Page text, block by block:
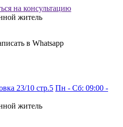
на консультацию
в Whatsapp
23/10 стр.5 Пн - Сб: 09:00 -